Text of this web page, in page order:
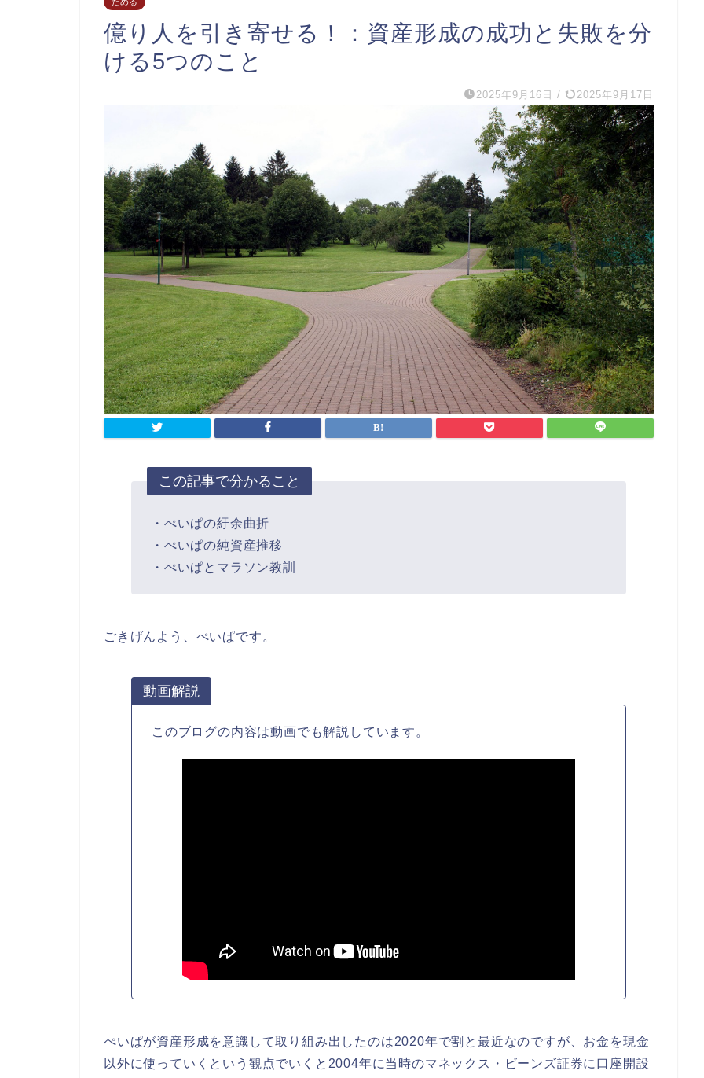
億り人を引き寄せる！：資産形成の成功と失敗を分
ける5つのこと
2025年9月16日 / 2025年9月17日
この記事で分かること
・ぺいぱの紆余曲折
・ぺいぱの純資産推移
・ぺいぱとマラソン教訓
ごきげんよう、ぺいぱです。
動画解説
このブログの内容は動画でも解説しています。
ぺいぱが資産形成を意識して取り組み出したのは2020年で割と最近なのですが、お金を現金
以外に使っていくという観点でいくと2004年に当時のマネックス・ビーンズ証券に口座開設